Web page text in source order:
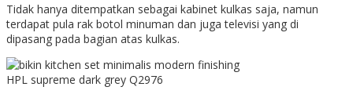
Tidak hanya ditempatkan sebagai kabinet kulkas saja, namun
terdapat pula rak botol minuman dan juga televisi yang di
dipasang pada bagian atas kulkas.